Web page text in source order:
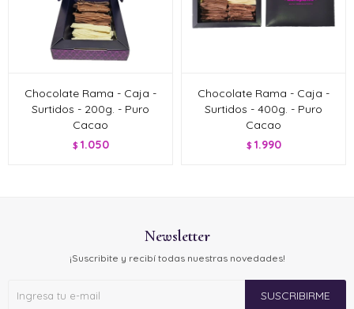
Chocolate Rama - Caja -
Surtidos - 200g. - Puro
Cacao
$ 1.050
Chocolate Rama - Caja -
Surtidos - 400g. - Puro
Cacao
$ 1.990
Newsletter
¡Suscribite y recibí todas nuestras novedades!
SUSCRIBIRME